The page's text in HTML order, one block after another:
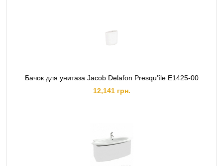
Бачок для унитаза Jacob Delafon Presqu’île E1425-00
12,141 грн.